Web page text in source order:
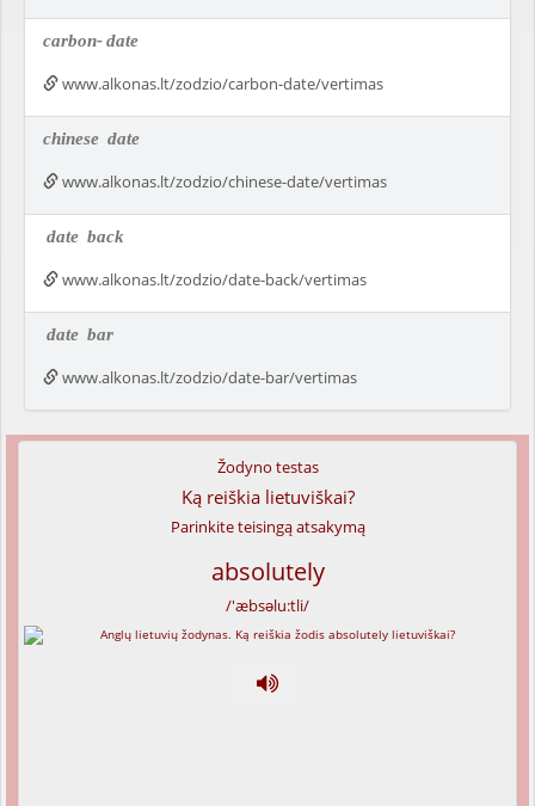
carbon-date
www.alkonas.lt/zodzio/carbon-date/vertimas
chinese date
www.alkonas.lt/zodzio/chinese-date/vertimas
date back
www.alkonas.lt/zodzio/date-back/vertimas
date bar
www.alkonas.lt/zodzio/date-bar/vertimas
Žodyno testas
Ką reiškia lietuviškai?
Parinkite teisingą atsakymą
absolutely
/'æbsəlu:tli/